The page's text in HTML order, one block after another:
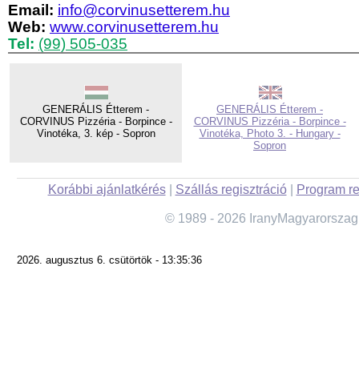
Email: info@corvinusetterem.hu
Web: www.corvinusetterem.hu
Tel: (99) 505-035
GENERÁLIS Étterem -
CORVINUS Pizzéria - Borpince -
Vinotéka, 3. kép - Sopron
GENERÁLIS Étterem -
CORVINUS Pizzéria - Borpince -
Vinotéka, Photo 3. - Hungary -
Sopron
Korábbi ajánlatkérés| Szállás regisztráció| Program
© 1989 - 2026
2026. augusztus 6. csütörtök - 13:35:36